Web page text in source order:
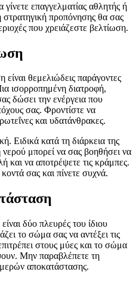
επαγγελματίας αθλητής ή
στρατηγική προπόνησης θα σας
που χρειάζεστε βελτίωση.
θεμελιώδεις παράγοντες
ισορροπημένη διατροφή,
δώσει την ενέργεια που
σας. Φροντίστε να
και υδατάνθρακες.
Ειδικά κατά τη διάρκεια της
μπορεί να σας βοηθήσει να
και να αποτρέψετε τις κράμπες.
σας και πίνετε συχνά.
δύο πλευρές του ίδιου
το σώμα σας να αντέξει τις
στους μύες και το σώμα
Μην παραβλέπετε τη
αποκατάστασης.